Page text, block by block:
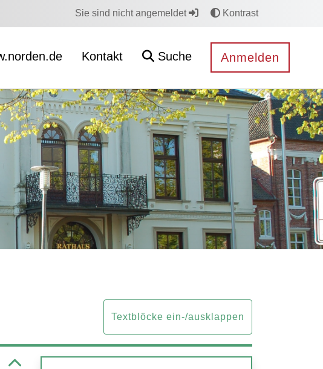
Sie sind nicht angemeldet Kontrast
Kontakt Suche Anmelden
Textblöcke ein-/ausklappen